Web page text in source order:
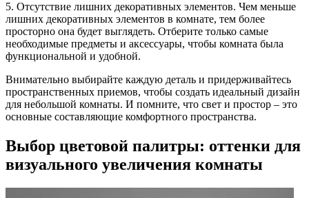
5. Отсутствие лишних декоративных элементов. Чем меньше
лишних декоративных элементов в комнате, тем более
просторно она будет выглядеть. Отберите только самые
необходимые предметы и аксессуары, чтобы комната была
функциональной и удобной.
Внимательно выбирайте каждую деталь и придерживайтесь
пространственных приемов, чтобы создать идеальный дизайн
для небольшой комнаты. И помните, что свет и простор – это
основные составляющие комфортного пространства.
Выбор цветовой палитры: оттенки для
визуального увеличения комнаты